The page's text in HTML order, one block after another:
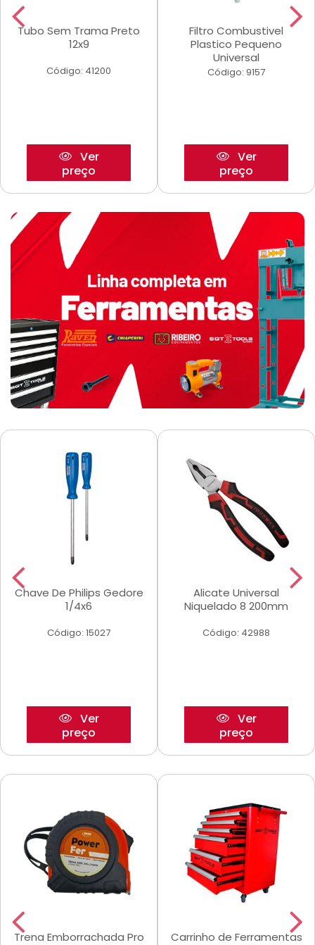
Tubo Sem Trama Preto
12x9
Código: 41200
Ver
preço
Filtro Combustivel
Plastico Pequeno
Universal
Código: 9157
Ver
preço
Chave De Philips Gedore
1/4x6
Código: 15027
Ver
preço
Alicate Universal
Niquelado 8 200mm
Código: 42988
Ver
preço
Trena Emborrachada Pro
Carrinho de Ferramentas